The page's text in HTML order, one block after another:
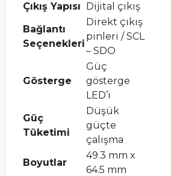
Çıkış Yapısı Dijital çıkış
Bağlantı
Seçenekleri
Direkt çıkış
pinleri / SCL
– SDO
Gösterge
Güç
gösterge
LED’i
Güç
Tüketimi
Düşük
güçte
çalışma
Boyutlar
49.3 mm x
64.5 mm